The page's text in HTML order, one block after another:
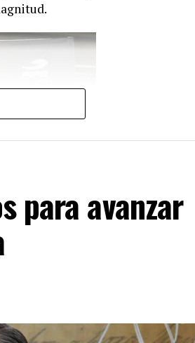
para noviembre en Georgia,
para avanzar